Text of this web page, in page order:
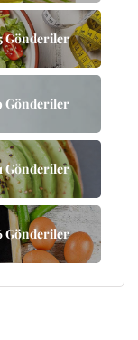
Gönderiler
Gönderiler
Gönderiler
Gönderiler